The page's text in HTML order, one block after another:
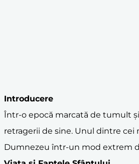
Introducere
Într-o epocă marcată de tumult
retragerii de sine. Unul dintre
Dumnezeu într-un mod extrem